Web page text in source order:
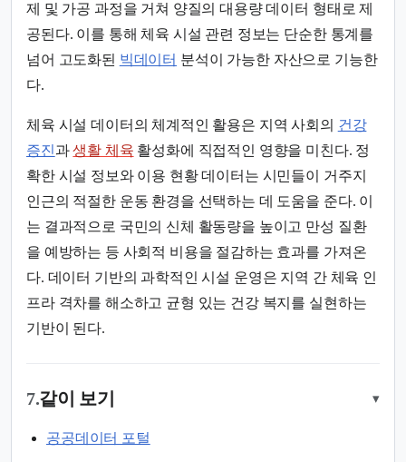
제 및 가공 과정을 거쳐 양질의 대용량 데이터 형태로 제
공된다. 이를 통해 체육 시설 관련 정보는 단순한 통계를
넘어 고도화된 빅데이터 분석이 가능한 자산으로 기능한
다.
체육 시설 데이터의 체계적인 활용은 지역 사회의 건강
증진과생활 체육 활성화에 직접적인 영향을 미친다. 정
확한 시설 정보와 이용 현황 데이터는 시민들이 거주지
인근의 적절한 운동 환경을 선택하는 데 도움을 준다. 이
는 결과적으로 국민의 신체 활동량을 높이고 만성 질환
을 예방하는 등 사회적 비용을 절감하는 효과를 가져온
다. 데이터 기반의 과학적인 시설 운영은 지역 간 체육 인
프라 격차를 해소하고 균형 있는 건강 복지를 실현하는
기반이 된다.
7.같이 보기 ▾
공공데이터 포털